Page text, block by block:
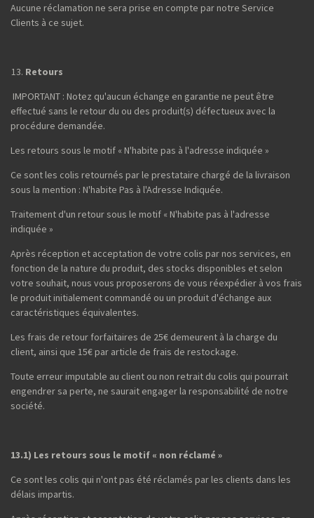
Aucune réclamation ne sera prise en compte par notre Service
Clients à ce sujet.
Retours
IMPORTANT : Notez qu'aucun échange en garantie ne peut être
effectué sans le retour du ou des produit(s) défectueux avec la
procédure demandée.
Les retours sous le motif « N'habite pas à l'adresse indiquée »
Ce sont les colis retournés par le prestataire chargé de la livraison
sous la mention : N'habite Pas à l'Adresse Indiquée.
Traitement d'un retour sous le motif « N'habite pas à l'adresse
indiquée »
Après réception et acceptation de votre colis par nos services, en
fonction de la nature du produit, des stocks disponibles et selon
votre souhait, nous vous proposerons de vous réexpédier à vos frais
le produit initialement commandé ou un produit d'échange aux
caractéristiques équivalentes.
Les frais de retour forfaitaires de 25€ demeurent à la charge du
client, ainsi que 15€ par article de frais de restockage.
Toute erreur imputable au client ou non retrait du colis qui pourrait
engendrer sa perte, ne saurait engager la responsabilité de notre
société.
13.1) Les retours sous le motif « non réclamé »
Ce sont les colis qui n'ont pas été réclamés par les clients dans les
délais impartis.